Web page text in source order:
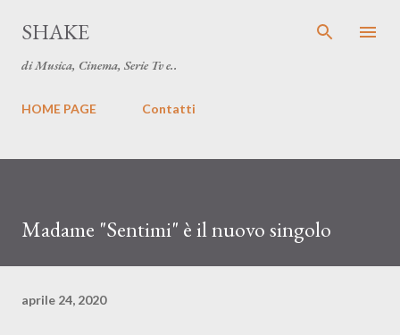
SHAKE
di Musica, Cinema, Serie Tv e..
HOME PAGE Contatti
Madame "Sentimi" è il nuovo singolo
aprile 24, 2020